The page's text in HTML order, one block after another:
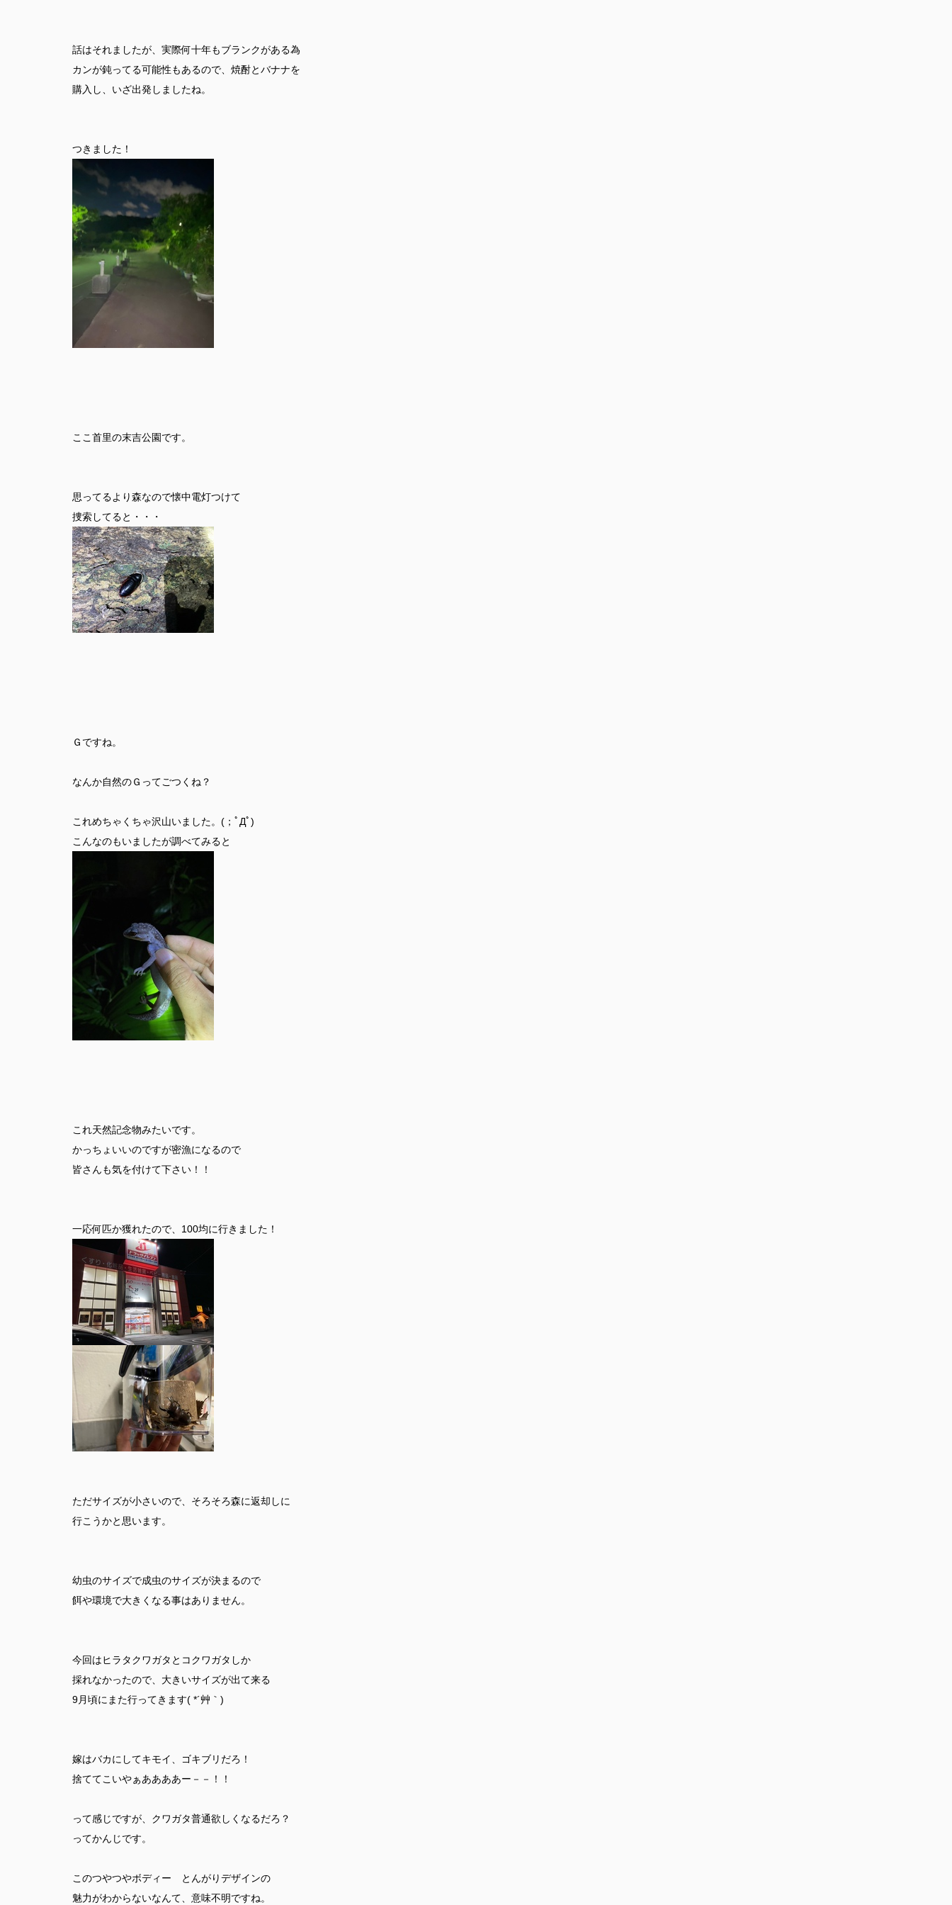
話はそれましたが、実際何十年もブランクがある為
カンが鈍ってる可能性もあるので、焼酎とバナナを
購入し、いざ出発しましたね。
つきました！
ここ首里の末吉公園です。
思ってるより森なので懐中電灯つけて
捜索してると・・・
Ｇですね。
なんか自然のＧってごつくね？
これめちゃくちゃ沢山いました。(；ﾟДﾟ)
こんなのもいましたが調べてみると
これ天然記念物みたいです。
かっちょいいのですが密漁になるので
皆さんも気を付けて下さい！！
一応何匹か獲れたので、100均に行きました！
ただサイズが小さいので、そろそろ森に返却しに
行こうかと思います。
幼虫のサイズで成虫のサイズが決まるので
餌や環境で大きくなる事はありません。
今回はヒラタクワガタとコクワガタしか
採れなかったので、大きいサイズが出て来る
9月頃にまた行ってきます( *´艸｀)
嫁はバカにしてキモイ、ゴキブリだろ！
捨ててこいやぁああああー－－！！
って感じですが、クワガタ普通欲しくなるだろ？
ってかんじです。
このつやつやボディー とんがりデザインの
魅力がわからないなんて、意味不明ですね。